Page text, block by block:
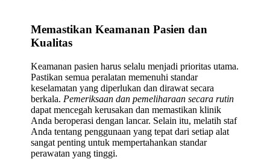
Memastikan Keamanan Pasien dan
Kualitas
Keamanan pasien harus selalu menjadi prioritas utama.
Pastikan semua peralatan memenuhi standar
keselamatan yang diperlukan dan dirawat secara
berkala. Pemeriksaan dan pemeliharaan secara rutin
dapat mencegah kerusakan dan memastikan klinik
Anda beroperasi dengan lancar. Selain itu, melatih staf
Anda tentang penggunaan yang tepat dari setiap alat
sangat penting untuk mempertahankan standar
perawatan yang tinggi.